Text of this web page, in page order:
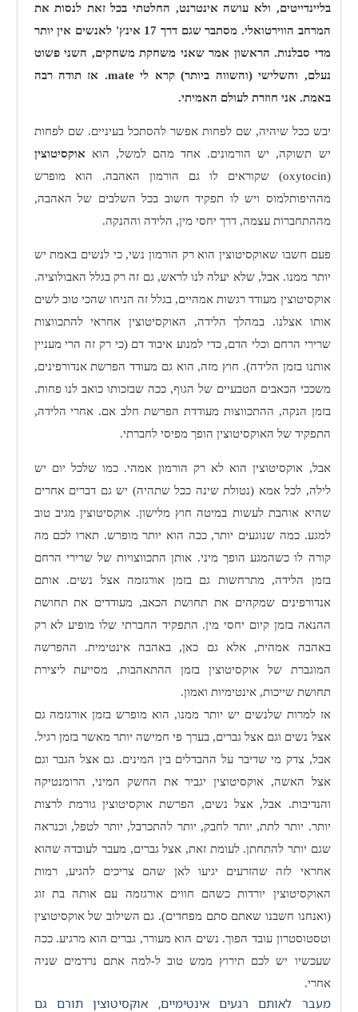
בליינדייטים, ולא עושה אינטרנט, החלטתי בכל זאת לנסות את
המרחב הווירטואלי. מסתבר שגם דרך 17 אינץ' לאנשים אין יותר
מדי סבלנות. הראשון אמר שאני משחקת משחקים, השני פשוט
נעלם, והשלישי (והשווה ביותר) קרא ליmate. אז תודה רבה
באמת. אני חוזרת לעולם האמיתי.
יבש ככל שיהיה, שם לפחות אפשר להסתכל בעיניים. שם לפחות
יש תשוקה, יש הורמונים. אחד מהם למשל, הוא אוקסיטוצין
(
oxytocin) שקוראים לו גם הורמון האהבה. הוא מופרש
מההיפותלמוס ויש לו תפקיד חשוב בכל השלבים של האהבה,
מההתחברות עצמה, דרך יחסי מין, הלידה וההנקה.
פעם חשבו שאוקסיטוצין הוא רק הורמון נשי, כי לנשים באמת יש
יותר ממנו. אבל, שלא יעלה לנו לראש, גם זה רק בגלל האבולוציה.
אוקסיטוצין מעודד רגשות אמהיים, בגלל זה הניחו שהכי טוב לשים
אותו אצלנו. במהלך הלידה, האוקסיטוצין אחראי להתכווצות
שרירי הרחם וכלי הדם, כדי למנוע איבוד דם (כי רק זה הרי מעניין
אותנו בזמן הלידה). חוץ מזה, הוא גם מעודד הפרשת אנדורפינים,
משככי הכאבים הטבעיים של הגוף, ככה שבזכותו כואב לנו פחות.
בזמן הנקה, ההתכווצות מעודדת הפרשת חלב אם. אחרי הלידה,
התפקיד של האוקסיטוצין הופך מפיסי לחברתי.
אבל, אוקסיטוצין הוא לא רק הורמון אמהי. כמו שלכל יום יש
לילה, לכל אמא (נטולת שינה ככל שתהיה) יש גם דברים אחרים
שהיא אוהבת לעשות במיטה חוץ מלישון. אוקסיטוצין מגיב טוב
למגע. כמה שנוגעים יותר, ככה הוא יותר מופרש. תארו לכם מה
קורה לו כשהמגע הופך מיני. אותן התכווצויות של שרירי הרחם
בזמן הלידה, מתרחשות גם בזמן אורגזמה אצל נשים. אותם
אנדורפינים שמקהים את תחושת הכאב, מעודדים את תחושת
ההנאה בזמן קיום יחסי מין. התפקיד החברתי שלו מופיע לא רק
באהבה אמהית, אלא גם כאן, באהבה אינטימית. ההפרשה
המוגברת של אוקסיטוצין בזמן ההתאהבות, מסייעת ליצירת
תחושת שייכות, אינטימיות ואמון.
אז למרות שלנשים יש יותר ממנו, הוא מופרש בזמן אורגזמה גם
אצל נשים וגם אצל גברים, בערך פי חמישה יותר מאשר בזמן רגיל.
אבל, צדק מי שדיבר על ההבדלים בין המינים. גם אצל הגבר וגם
אצל האשה, אוקסיטוצין יגביר את החשק המיני, הרומנטיקה
והנדיבות. אבל, אצל נשים, הפרשת אוקסיטוצין גורמת לרצות
יותר. יותר לתת, יותר לחבק, יותר להתכרבל, יותר לטפל, וכנראה
שגם יותר להתחתן. לעומת זאת, אצל גברים, מעבר לעובדה שהוא
אחראי לזה שהזרעים יגיעו לאן שהם צריכים להגיע, רמות
האוקסיטוצין יורדות כשהם חווים אורגזמה עם אותה בת זוג
(ואנחנו חשבנו שאתם סתם מפחדים). גם השילוב של אוקסיטוצין
וטסטוסטרון עובד הפוך. נשים הוא מעורר, גברים הוא מרגיע. ככה
שעכשיו יש לכם תירוץ ממש טוב ל-למה אתם נרדמים שניה
אחרי.
מעבר לאותם רגעים אינטימיים, אוקסיטוצין תורם גם